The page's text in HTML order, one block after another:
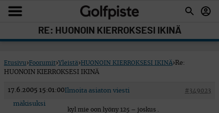
RE: HUONOIN KIERROKSESI IKINÄ
Etusivu›Foorumit›Yleistä›HUONOIN KIERROKSESI IKINÄ›Re:
HUONOIN KIERROKSESI IKINÄ
17.6.2005 15:01:00 #349023
Ilmoita asiaton viesti
mäkisuksi
kyl mie oon lyöny 125 – joskus .